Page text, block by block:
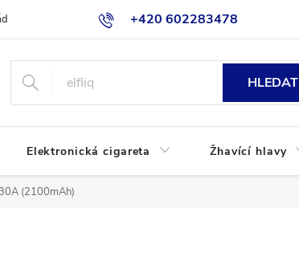
+420 602283478
Jak nakupovat
HLEDAT
Elektronická cigareta Žhavící hlavy
(2100mAh)